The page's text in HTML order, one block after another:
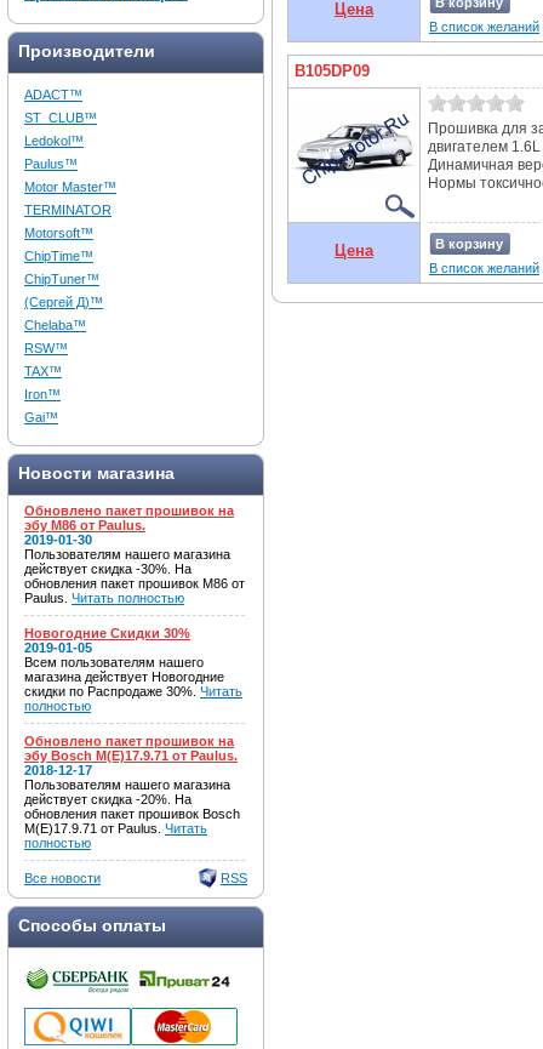
Производители
ADACT™
ST_CLUB™
Ledokol™
Paulus™
Motor Master™
TERMINATOR
Motorsoft™
ChipTime™
ChipTuner™
(Сергей Д)™
Chelaba™
RSW™
TAX™
Iron™
Gai™
Новости магазина
Обновлено пакет прошивок на
эбу M86 от Paulus.
2019-01-30
Пользователям нашего магазина
действует скидка -30%. На
обновления пакет прошивок M86 от
Paulus. Читать полностью
Новогодние Скидки 30%
2019-01-05
Всем пользователям нашего
магазина действует Новогодние
скидки по Распродаже 30%. Читать
полностью
Обновлено пакет прошивок на
эбу Bosch M(E)17.9.71 от Paulus.
2018-12-17
Пользователям нашего магазина
действует скидка -20%. На
обновления пакет прошивок Bosch
M(E)17.9.71 от Paulus. Читать
полностью
Все новости RSS
Способы оплаты
Цена
В список желаний
B105DP09
Прошивка для
двигателем
Динамичная
Нормы
Цена
В корзину
В список желаний